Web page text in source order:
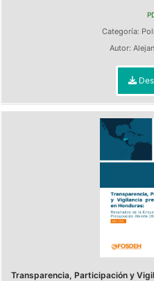
Categoría:
Autor:
Transparencia, Participación y